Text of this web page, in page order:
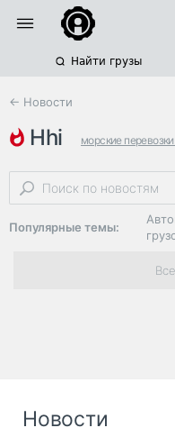
Найти грузы
← Новости
hhi морские
южная корея
Популярные темы:
Новости